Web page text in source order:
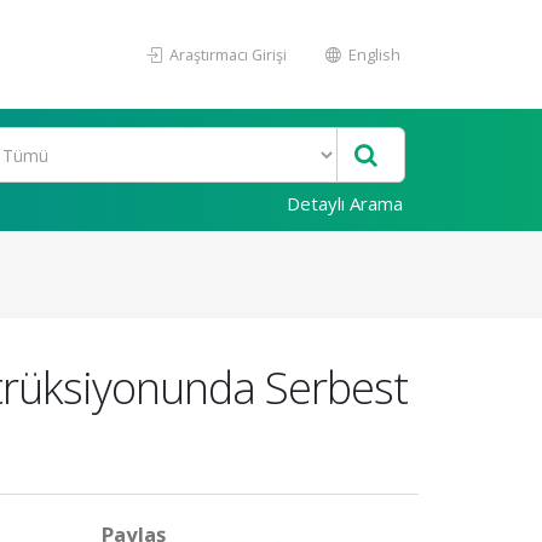
Araştırmacı Girişi English
Detaylı Arama
Serbest
Paylaş